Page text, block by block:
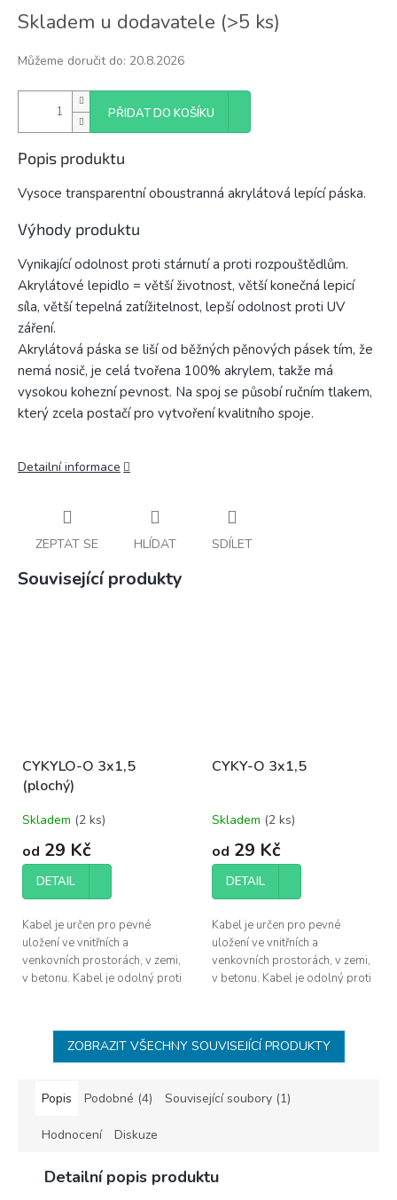
cena:
Skladem u dodavatele (>5 ks)
Můžeme doručit do: 20.8.2026
PŘIDAT DO KOŠÍKU
Popis produktu
Vysoce transparentní oboustranná akrylátová lepící páska.
Výhody produktu
Vynikající odolnost proti stárnutí a proti rozpouštědlům.
Akrylátové lepidlo = větší životnost, větší konečná lepicí
síla, větší tepelná zatížitelnost, lepší odolnost proti UV
záření.
Akrylátová páska se liší od běžných pěnových pásek tím, že
nemá nosič, je celá tvořena 100% akrylem, takže má
vysokou kohezní pevnost. Na spoj se působí ručním tlakem,
který zcela postačí pro vytvoření kvalitního spoje.
Detailní informace
ZEPTAT SE HLÍDAT SDÍLET
Související produkty
CYKYLO-O 3x1,5
(plochý)
Skladem (2 ks)
od 29 Kč
DETAIL
Kabel je určen pro pevné
uložení ve vnitřních a
venkovních prostorách, v zemi,
v betonu. Kabel je odolný proti
CYKY-O 3x1,5
Skladem (2 ks)
od 29 Kč
DETAIL
Kabel je určen pro pevné
uložení ve vnitřních a
venkovních prostorách, v zemi,
v betonu. Kabel je odolný proti
ZOBRAZIT VŠECHNY SOUVISEJÍCÍ PRODUKTY
Popis Podobné (4) Související soubory (1)
Hodnocení Diskuze
Detailní popis produktu